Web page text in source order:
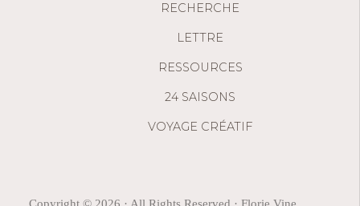
RECHERCHE
LETTRE
RESSOURCES
24 SAISONS
VOYAGE CRÉATIF